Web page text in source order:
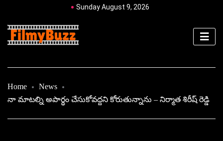
Sunday August 9, 2026
Home
News
నా మాటల్ని అపార్థం చేసుకోవద్దని కోరుతున్నాను – నిర్మాత శిరీష్ రెడ్డి